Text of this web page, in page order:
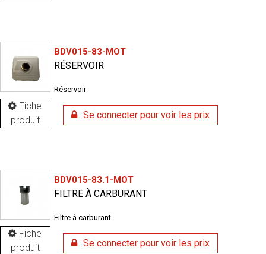
Fiche
produit
BDV015-83-MOT
RÉSERVOIR
Réservoir
Se connecter pour voir les prix
Fiche
produit
BDV015-83.1-MOT
FILTRE À CARBURANT
Filtre à carburant
Se connecter pour voir les prix